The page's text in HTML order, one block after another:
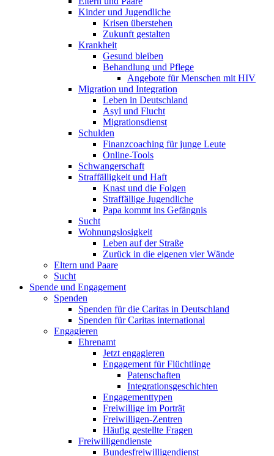
Kinder und Jugendliche
Krisen überstehen
Zukunft gestalten
Krankheit
Gesund bleiben
Behandlung und Pflege
Angebote für Menschen mit HIV
Migration und Integration
Leben in Deutschland
Asyl und Flucht
Migrationsdienst
Schulden
Finanzcoaching für junge Leute
Online-Tools
Schwangerschaft
Straffälligkeit und Haft
Knast und die Folgen
Straffällige Jugendliche
Papa kommt ins Gefängnis
Sucht
Wohnungslosigkeit
Leben auf der Straße
Zurück in die eigenen vier Wände
Eltern und Paare
Sucht
Spende und Engagement
Spenden
Spenden für die Caritas in Deutschland
Spenden für Caritas international
Engagieren
Ehrenamt
Jetzt engagieren
Engagement für Flüchtlinge
Patenschaften
Integrationsgeschichten
Engagementtypen
Freiwillige im Porträt
Freiwilligen-Zentren
Häufig gestellte Fragen
Freiwilligendienste
Bundesfreiwilligendienst